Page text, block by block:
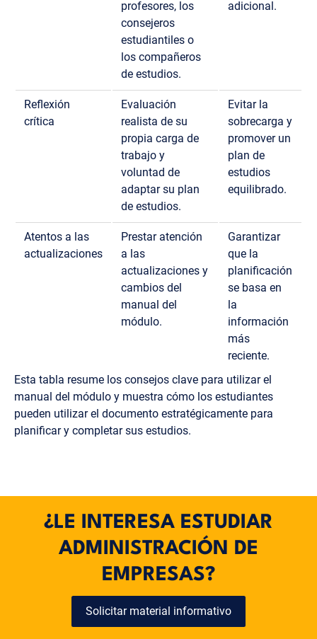
profesores, los
consejeros
estudiantiles o
los compañeros
de estudios.
adicional.
Reflexión
crítica
Evaluación
realista de su
propia carga de
trabajo y
voluntad de
adaptar su plan
de estudios.
Evitar la
sobrecarga y
promover un
plan de
estudios
equilibrado.
Atentos a las
actualizaciones
Prestar atención
a las
actualizaciones y
cambios del
manual del
módulo.
Garantizar
que la
planificación
se basa en
la
información
más
reciente.
Esta tabla resume los consejos clave para utilizar el
manual del módulo y muestra cómo los estudiantes
pueden utilizar el documento estratégicamente para
planificar y completar sus estudios.
¿LE INTERESA ESTUDIAR
ADMINISTRACIÓN DE
EMPRESAS?
Solicitar material informativo